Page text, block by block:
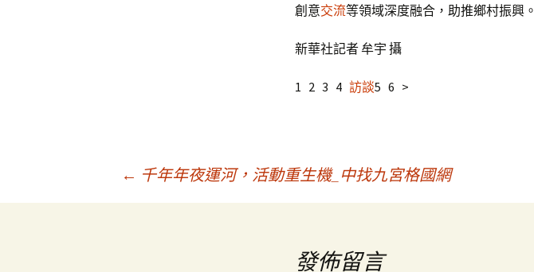
創意交流等領域深度融合，助推鄉村振興。
新華社記者 牟宇 攝
1 2 3 4 訪談5 6 >
← 千年年夜運河，活動重生機_中找九宮格國網
發佈留言